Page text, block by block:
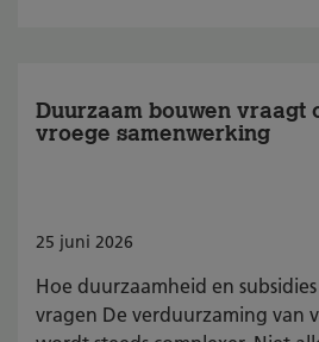
Duurzaam bouwen vraagt
vroege samenwerking
25 juni 2026
Hoe duurzaamheid en
vragen De verduurzaming van